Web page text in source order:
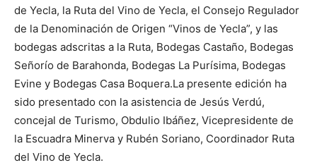
de Yecla, la Ruta del Vino de Yecla, el Consejo Regulador
de la Denominación de Origen “Vinos de Yecla”, y las
bodegas adscritas a la Ruta, Bodegas Castaño, Bodegas
Señorío de Barahonda, Bodegas La Purísima, Bodegas
Evine y Bodegas Casa Boquera.La presente edición ha
sido presentado con la asistencia de Jesús Verdú,
concejal de Turismo, Obdulio Ibáñez, Vicepresidente de
la Escuadra Minerva y Rubén Soriano, Coordinador Ruta
del Vino de Yecla.